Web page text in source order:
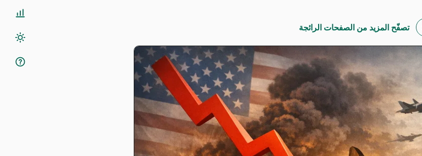
تصفّح المزيد من الصفحات الرائجة